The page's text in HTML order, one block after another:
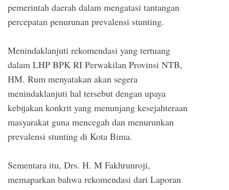
pemerintah daerah dalam mengatasi tantangan
percepatan penurunan prevalensi stunting.
Menindaklanjuti rekomendasi yang tertuang
dalam LHP BPK RI Perwakilan Provinsi NTB,
HM. Rum menyatakan akan segera
menindaklanjuti hal tersebut dengan upaya
kebijakan konkrit yang menunjang kesejahteraan
masyarakat guna mencegah dan menurunkan
prevalensi stunting di Kota Bima.
Sementara itu, Drs. H. M Fakhrunroji,
memaparkan bahwa rekomendasi dari Laporan